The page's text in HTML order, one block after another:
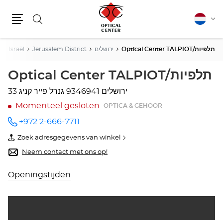
Zoeken
taal
Israël Jerusalem District ירושלים Optical Center TALPIOT/תלפיות
Optical Center TALPIOT/תלפיות
9346941 ירושלים
Momenteel gesloten
OPTICA & GEHOOR
telefoonnummer
+972 2-666-7711
Zoek adresgegevens van winkel
van
Optical
Center
Neem contact met ons op!
Openingstijden